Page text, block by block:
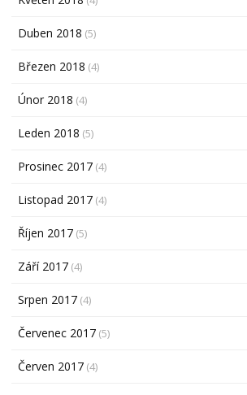
Duben 2018 (5)
Březen 2018 (4)
Únor 2018 (4)
Leden 2018 (5)
Prosinec 2017 (4)
Listopad 2017 (4)
Říjen 2017 (5)
Září 2017 (4)
Srpen 2017 (4)
Červenec 2017 (5)
Červen 2017 (4)